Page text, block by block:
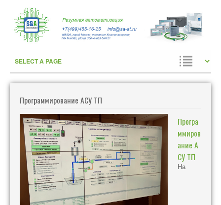
Программирование АСУ ТП
Програ
ммиров
ание А
СУ ТП
На